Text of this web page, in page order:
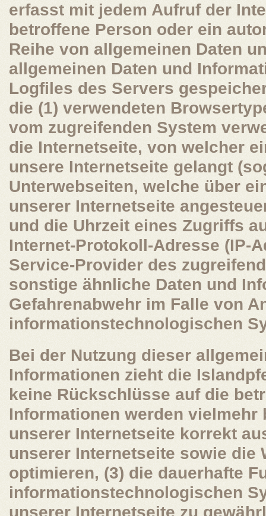
erfasst mit jedem Aufruf der
betroffene Person oder ein
Reihe von allgemeinen Daten
allgemeinen Daten und
Logfiles des Servers
die (1) verwendeten
vom zugreifenden System
die Internetseite, von welcher
unsere Internetseite gelangt
Unterwebseiten, welche über
unserer Internetseite
und die Uhrzeit eines Zugriffs
Internet-Protokoll-Adresse (IP-
Service-Provider des
sonstige ähnliche Daten und
Gefahrenabwehr im Falle von
informationstechnologischen
Bei der Nutzung dieser
Informationen zieht die
keine Rückschlüsse auf die
Informationen werden vielmehr
unserer Internetseite korrekt
unserer Internetseite sowie die
optimieren, (3) die dauerhafte
informationstechnologischen
unserer Internetseite zu